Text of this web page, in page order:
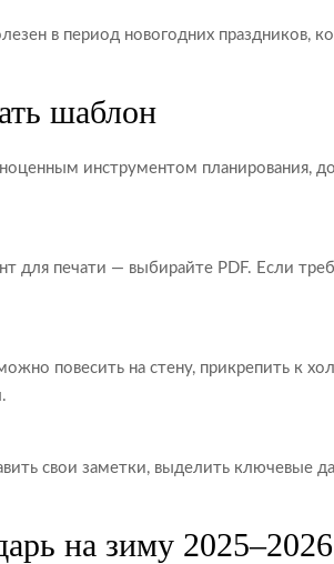
в период новогодних праздников,
шаблон
инструментом планирования,
для печати — выбирайте PDF. Если
повесить на стену, прикрепить к
свои заметки, выделить ключевые
на зиму